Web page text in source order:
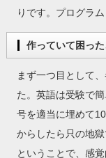
りです。プログラ
作っていて困っ
まず一つ目として
た。英語は受験で
号を適当に埋めて
からしたら只の地獄
ということで、感